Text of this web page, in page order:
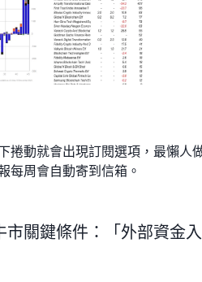
捲動就會出現訂閱選項，最懶人
每周會自動寄到信箱。
市關鍵條件：「外部資金入